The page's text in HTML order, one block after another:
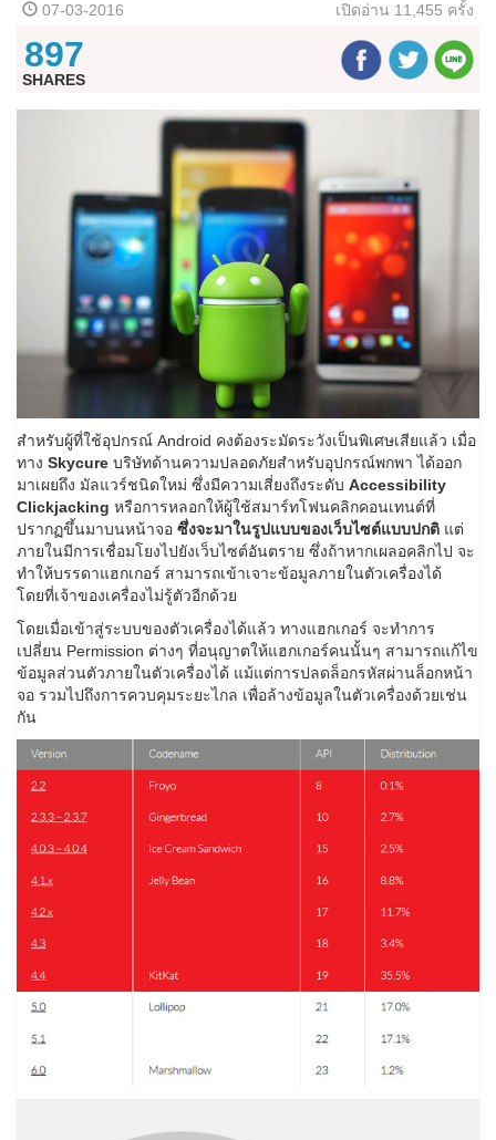
07-03-2016 เปิดอ่าน 11,455 ครั้ง
897
SHARES
สำหรับผู้ที่ใช้อุปกรณ์ Android คงต้องระมัดระวังเป็นพิเศษเสียแล้ว เมื่อ
ทาง Skycure บริษัทด้านความปลอดภัยสำหรับอุปกรณ์พกพา ได้ออก
มาเผยถึง มัลแวร์ชนิดใหม่ ซึ่งมีความเสี่ยงถึงระดับ Accessibility
Clickjacking หรือการหลอกให้ผู้ใช้สมาร์ทโฟนคลิกคอนเทนต์ที่
ปรากฏขึ้นมาบนหน้าจอ ซึ่งจะมาในรูปแบบของเว็บไซต์แบบปกติ แต่
ภายในมีการเชื่อมโยงไปยังเว็บไซต์อันตราย ซึ่งถ้าหากเผลอคลิกไป จะ
ทำให้บรรดาแฮกเกอร์ สามารถเข้าเจาะข้อมูลภายในตัวเครื่องได้
โดยที่เจ้าของเครื่องไม่รู้ตัวอีกด้วย
โดยเมื่อเข้าสู่ระบบของตัวเครื่องได้แล้ว ทางแฮกเกอร์ จะทำการ
เปลี่ยน Permission ต่างๆ ที่อนุญาตให้แฮกเกอร์คนนั้นๆ สามารถแก้ไข
ข้อมูลส่วนตัวภายในตัวเครื่องได้ แม้แต่การปลดล็อกรหัสผ่านล็อกหน้า
จอ รวมไปถึงการควบคุมระยะไกล เพื่อล้างข้อมูลในตัวเครื่องด้วยเช่น
กัน